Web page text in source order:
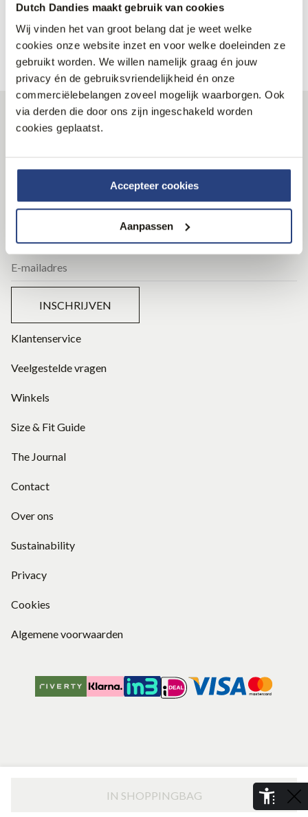
Dutch Dandies maakt gebruik van cookies
Wij vinden het van groot belang dat je weet welke
cookies onze website inzet en voor welke doeleinden ze
gebruikt worden. We willen namelijk graag én jouw
privacy én de gebruiksvriendelijkheid én onze
commerciëlebelangen zoveel mogelijk waarborgen. Ook
via derden die door ons zijn ingeschakeld worden
cookies geplaatst.
Accepteer cookies
Aanpassen
IN SHOPPINGBAG
Materiaal
Productinformatie
Volg ons
Blijf op de hoogte
en speciale aanbiedingen.
INSCHRIJVEN
Klantenservice
Veelgestelde vragen
Winkels
Size & Fit Guide
The Journal
Contact
Over ons
Sustainability
Privacy
Cookies
Algemene voorwaarden